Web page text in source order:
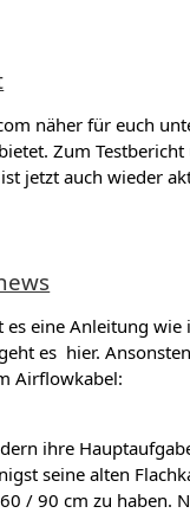
näher für euch
Zum
jetzt auch wieder
eine Anleitung
es hier.
Airflowkabel:
ihre
seine alten
/ 90 cm zu haben.